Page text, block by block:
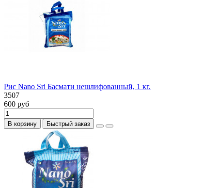
Рис Nano Sri Басмати нешлифованный, 1 кг.
3507
600 руб
В корзину Быстрый заказ